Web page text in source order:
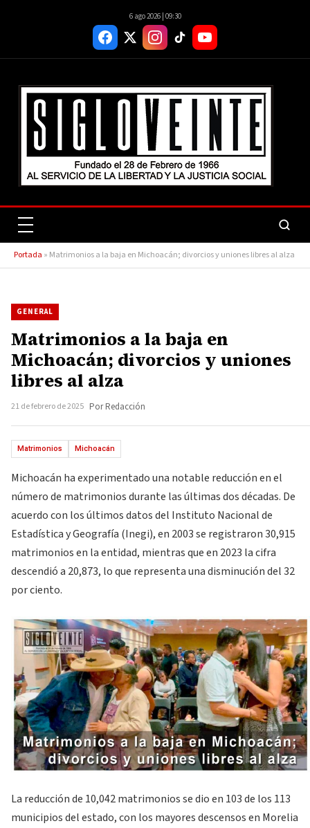
6 ago 2026 | 09:30
Portada » Matrimonios a la baja en Michoacán; divorcios y uniones libres al alza
GENERAL
Matrimonios a la baja en
Michoacán; divorcios y uniones
libres al alza
21 de febrero de 2025 Por Redacción
Matrimonios Michoacán
Michoacán ha experimentado una notable reducción en el
número de matrimonios durante las últimas dos décadas. De
acuerdo con los últimos datos del Instituto Nacional de
Estadística y Geografía (Inegi), en 2003 se registraron 30,915
matrimonios en la entidad, mientras que en 2023 la cifra
descendió a 20,873, lo que representa una disminución del 32
por ciento.
La reducción de 10,042 matrimonios se dio en 103 de los 113
municipios del estado, con los mayores descensos en Morelia